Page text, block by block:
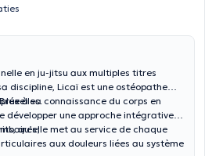
en ju-jitsu aux multiples titres
discipline, Licaï est une ostéopathe
à sa connaissance du corps en
développer une approche intégrative
qu’elle met au service de chaque
aux douleurs liées au système